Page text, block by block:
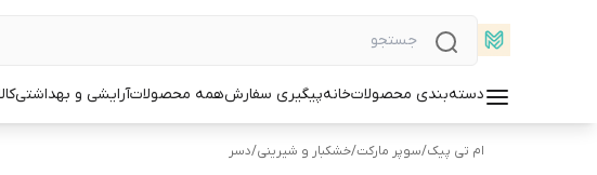
دسته‌بندی محصولاتخانهپیگیری سفارشهمه محصولاتآرایشی و بهداشتی
ام تی پیک/سوپر مارکت/خشکبار و شیرینی/دسر